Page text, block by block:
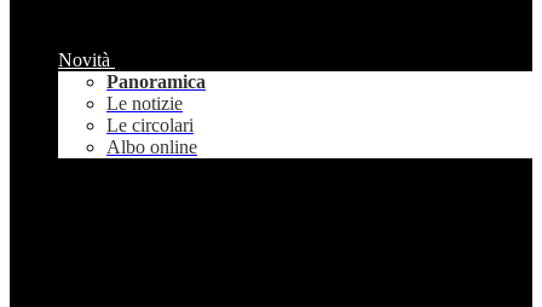
Novità
Panoramica
Le notizie
Le circolari
Albo online